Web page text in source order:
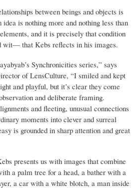
between beings and objects is
is nothing more and nothing less than
and it is precisely that condition
that Kebs reflects in his images.
Synchronicities series,” says
of LensCulture, “I smiled and kept
and playful, but it’s clear they come
and deliberate framing.
and fleeting, unusual connections
moments into clever and surreal
is grounded in sharp attention and great
presents us with images that combine
a palm tree for a head, a bather with a
a car with a white blotch, a man inside